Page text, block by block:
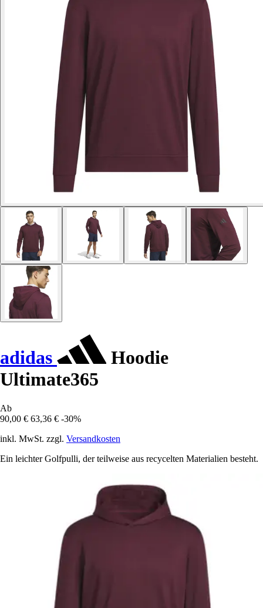
adidas
Hoodie
Ultimate365
Ab
90,00 € 63,36 € -30%
inkl. MwSt. zzgl. Versandkosten
Ein leichter Golfpulli, der teilweise aus recycelten Materialien besteht.